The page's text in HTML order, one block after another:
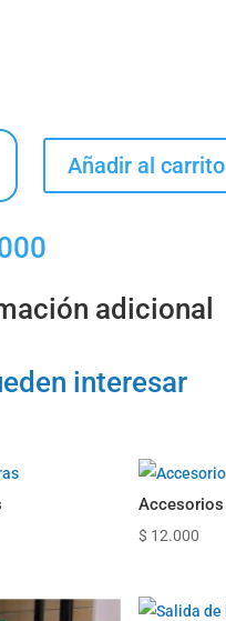
Añadir al carrito
adicional
interesar
Accesorios
$ 12.000